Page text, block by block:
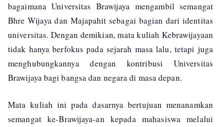
bagaimana Universitas Brawijaya mengambil semangat
Bhre Wijaya dan Majapahit sebagai bagian dari identitas
universitas. Dengan demikian, mata kuliah Kebrawijayaan
tidak hanya berfokus pada sejarah masa lalu, tetapi juga
menghubungkannya dengan kontribusi Universitas
Brawijaya bagi bangsa dan negara di masa depan.
Mata kuliah ini pada dasarnya bertujuan menanamkan
semangat ke-Brawijaya-an kepada mahasiswa melalui